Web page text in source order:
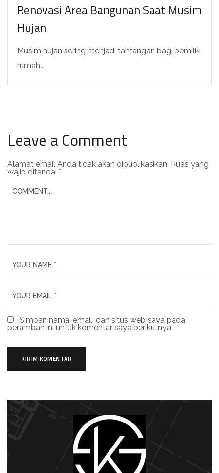
Renovasi Area Bangunan Saat Musim
Hujan
Musim hujan sering menjadi tantangan bagi pemilik
rumah...
Leave a Comment
Alamat email Anda tidak akan dipublikasikan. Ruas yang
wajib ditandai *
Simpan nama, email, dan situs web saya pada
peramban ini untuk komentar saya berikutnya.